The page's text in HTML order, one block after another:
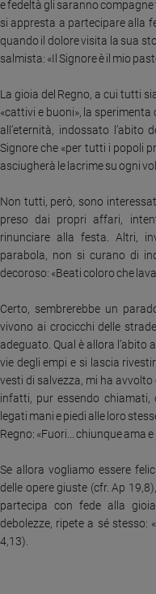
valore
Caso
della
settimana
Diversità
inclusione
Costume
Cultura
e
spettacoli
Sanremo
Tv
e
streaming
Libri
Musica
Arte
Famiglia
educazione
Genitori
e
figli
Nonni
e fedeltà gli saranno compagne
si appresta a partecipare alla
quando il dolore visita la sua
salmista: «Il Signore è il mio
La gioia del Regno, a cui tutti
«cattivi e buoni», la
all’eternità, indossato l’abito
Signore che «per tutti i popoli
asciugherà le lacrime su ogni
Non tutti, però, sono
preso dai propri affari,
rinunciare alla festa. Altri,
parabola, non si curano di
decoroso: «Beati coloro che
Certo, sembrerebbe un
vivono ai crocicchi delle
adeguato. Qual è allora l’abito
vie degli empi e si lascia
vesti di salvezza, mi ha
infatti, pur essendo chiamati,
legati mani e piedi alle loro
Regno: «Fuori... chiunque ama
Se allora vogliamo essere
delle opere giuste (cfr. Ap
partecipa con fede alla
debolezze, ripete a sé stesso:
4,13).